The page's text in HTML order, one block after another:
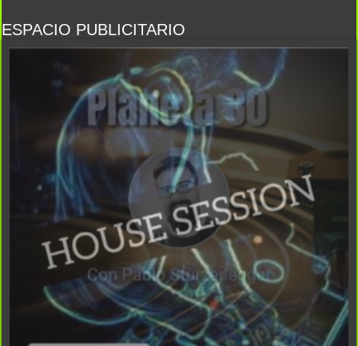
ESPACIO PUBLICITARIO